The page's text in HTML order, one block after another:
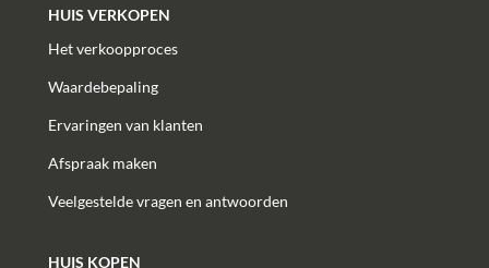
HUIS VERKOPEN
Het verkoopproces
Waardebepaling
Ervaringen van klanten
Afspraak maken
Veelgestelde vragen en antwoorden
HUIS KOPEN